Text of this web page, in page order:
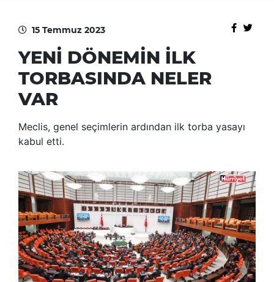
15 Temmuz 2023
YENİ DÖNEMİN İLK
TORBASINDA NELER
VAR
Meclis, genel seçimlerin ardından ilk torba yasayı
kabul etti.